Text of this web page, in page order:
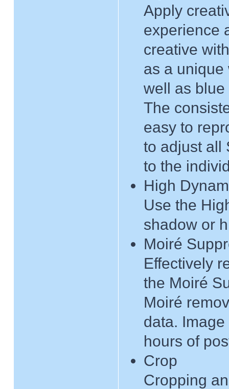
Apply
experience
creative
as a unique
well as blue
The
easy to
to adjust all
to the
High
Use the
shadow or
Moiré
Effectively
the Moiré
Moiré
data.
hours of
Crop
Cropping